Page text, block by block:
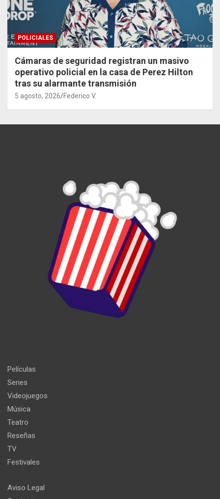
POLICIALES
Cámaras de seguridad registran un masivo
operativo policial en la casa de Perez Hilton
tras su alarmante transmisión
5 agosto, 2026 Federico V.
Películas
Series
Videojuegos
Música
Teatro
Reseñas
TV
Festivales
Aviso Legal